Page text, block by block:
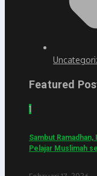
Featured
1
Sambut
Pelajar Muslimah